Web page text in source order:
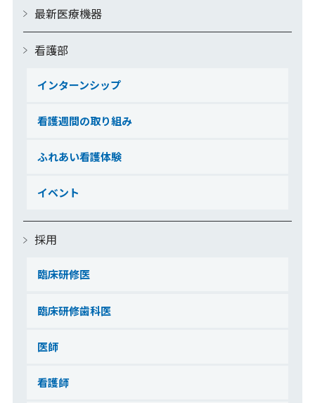
最新医療機器
看護部
インターンシップ
看護週間の取り組み
ふれあい看護体験
イベント
採用
臨床研修医
臨床研修歯科医
医師
看護師